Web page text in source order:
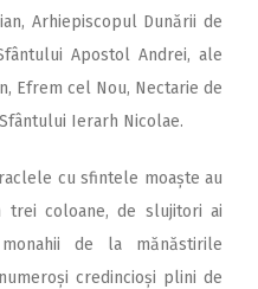
Arhiepiscopul Dunării de
Apostol Andrei, ale
Efrem cel Nou, Nectarie de
Ierarh Nicolae.
cu sfintele moaște au
coloane, de slujitori ai
de la mănăstirile
credincioși plini de